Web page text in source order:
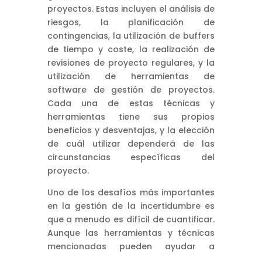
proyectos. Estas incluyen el análisis de
riesgos, la planificación de
contingencias, la utilización de buffers
de tiempo y coste, la realización de
revisiones de proyecto regulares, y la
utilización de herramientas de
software de gestión de proyectos.
Cada una de estas técnicas y
herramientas tiene sus propios
beneficios y desventajas, y la elección
de cuál utilizar dependerá de las
circunstancias específicas del
proyecto.
Uno de los desafíos más importantes
en la gestión de la incertidumbre es
que a menudo es difícil de cuantificar.
Aunque las herramientas y técnicas
mencionadas pueden ayudar a